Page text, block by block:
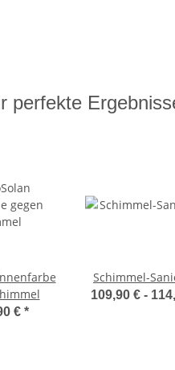
perfekte
€ *
Schimmel-
109,90 € -